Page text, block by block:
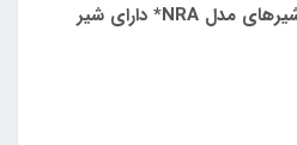
مدارهای عملکردی برای شیرهای مدل NRA* دارای شیر